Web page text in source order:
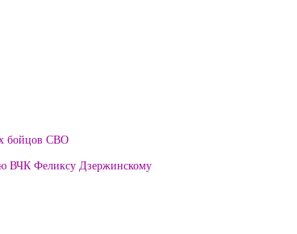
бойцов СВО
ВЧК Феликсу Дзержинскому